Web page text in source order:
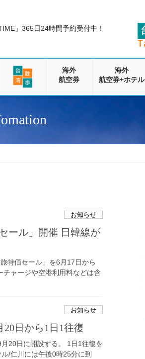
」 365日24時間予約受付中！
海外
航空券
海外
航空券+ホテル
お知らせ
ール」開催 日韓線が
特価セール」を6月17日から
ャージや空港利用料などは含
お知らせ
日から1日1往復
20日に開設する。 1日1往復を
/仁川には午後0時25分に到